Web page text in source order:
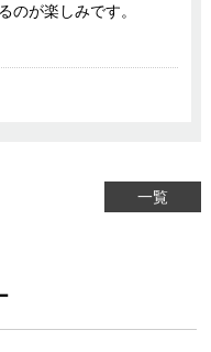
のが楽しみです。
一覧